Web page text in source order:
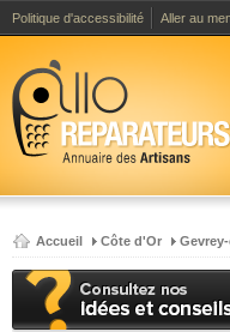
Politique d'accessibilité Aller au
Accueil Côte d'Or